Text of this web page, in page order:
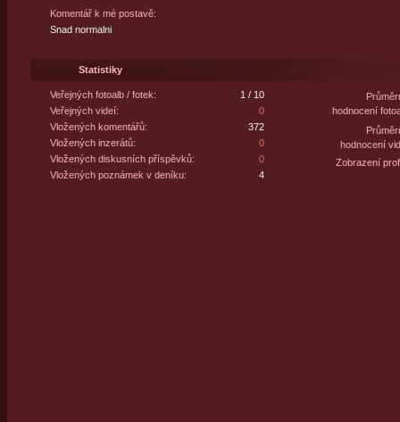
Komentář k mé postavě:
Snad normalni
Statistiky
Veřejných fotoalb / fotek:
1 / 10
Veřejných videí:
0
Vložených komentářů:
372
Vložených inzerátů:
0
Vložených diskusních příspěvků:
0
Vložených poznámek v deníku:
4
hodnocení
hodnocení
Zobrazení